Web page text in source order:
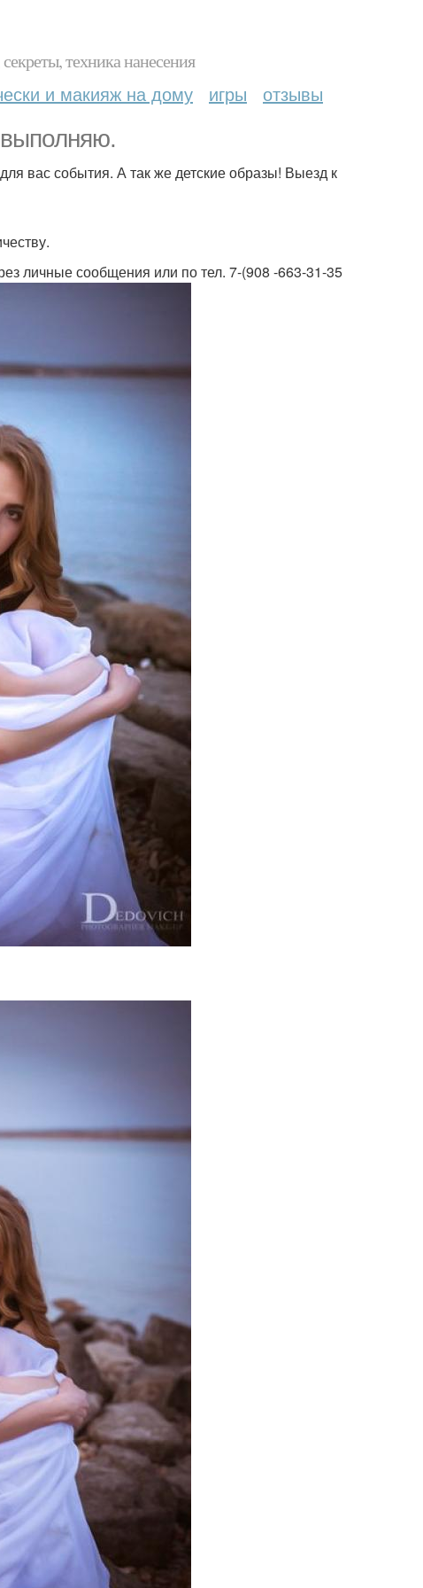
техника нанесения
и макияж на дому игры отзывы
вас события. А так же детские образы! Выезд к
личные сообщения или по тел. 7-(908 -663-31-35